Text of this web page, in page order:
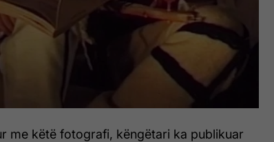
me këtë fotografi, këngëtari ka publikuar